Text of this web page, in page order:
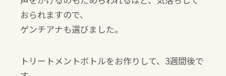
おられますので、
ゲンチアナも選びました。
トリートメントボトルをお作りして、3週間後で